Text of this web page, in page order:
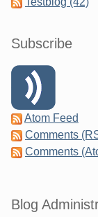
Subscribe
Atom Feed
Comments
Comments
Blog